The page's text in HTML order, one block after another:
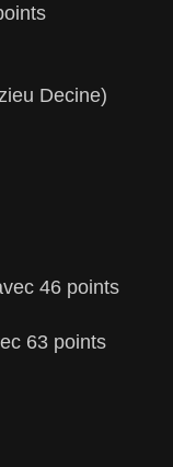
Decine)
46 points
63 points